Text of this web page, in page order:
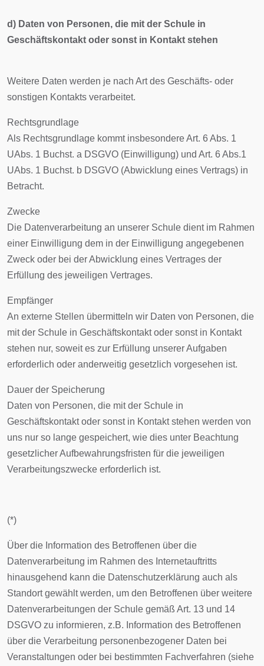
d) Daten von Personen, die mit der Schule in
Geschäftskontakt oder sonst in Kontakt stehen
Weitere Daten werden je nach Art des Geschäfts- oder
sonstigen Kontakts verarbeitet.
Rechtsgrundlage
Als Rechtsgrundlage kommt insbesondere Art. 6 Abs. 1
UAbs. 1 Buchst. a DSGVO (Einwilligung) und Art. 6 Abs.1
UAbs. 1 Buchst. b DSGVO (Abwicklung eines Vertrags) in
Betracht.
Zwecke
Die Datenverarbeitung an unserer Schule dient im Rahmen
einer Einwilligung dem in der Einwilligung angegebenen
Zweck oder bei der Abwicklung eines Vertrages der
Erfüllung des jeweiligen Vertrages.
Empfänger
An externe Stellen übermitteln wir Daten von Personen, die
mit der Schule in Geschäftskontakt oder sonst in Kontakt
stehen nur, soweit es zur Erfüllung unserer Aufgaben
erforderlich oder anderweitig gesetzlich vorgesehen ist.
Dauer der Speicherung
Daten von Personen, die mit der Schule in
Geschäftskontakt oder sonst in Kontakt stehen werden von
uns nur so lange gespeichert, wie dies unter Beachtung
gesetzlicher Aufbewahrungsfristen für die jeweiligen
Verarbeitungszwecke erforderlich ist.
(*)
Über die Information des Betroffenen über die
Datenverarbeitung im Rahmen des Internetauftritts
hinausgehend kann die Datenschutzerklärung auch als
Standort gewählt werden, um den Betroffenen über weitere
Datenverarbeitungen der Schule gemäß Art. 13 und 14
DSGVO zu informieren, z.B. Information des Betroffenen
über die Verarbeitung personenbezogener Daten bei
Veranstaltungen oder bei bestimmten Fachverfahren (siehe